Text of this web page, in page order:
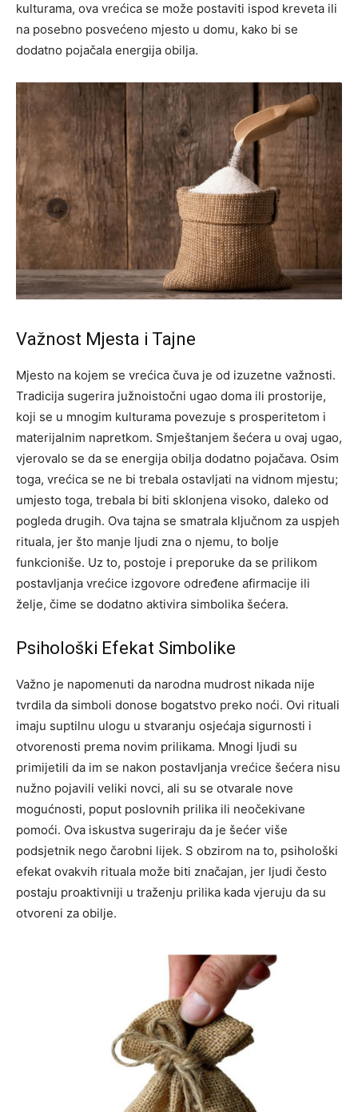
kulturama, ova vrećica se može postaviti ispod kreveta ili
na posebno posvećeno mjesto u domu, kako bi se
dodatno pojačala energija obilja.
Važnost Mjesta i Tajne
Mjesto na kojem se vrećica čuva je od izuzetne važnosti.
Tradicija sugerira južnoistočni ugao doma ili prostorije,
koji se u mnogim kulturama povezuje s prosperitetom i
materijalnim napretkom. Smještanjem šećera u ovaj ugao,
vjerovalo se da se energija obilja dodatno pojačava. Osim
toga, vrećica se ne bi trebala ostavljati na vidnom mjestu;
umjesto toga, trebala bi biti sklonjena visoko, daleko od
pogleda drugih. Ova tajna se smatrala ključnom za uspjeh
rituala, jer što manje ljudi zna o njemu, to bolje
funkcioniše. Uz to, postoje i preporuke da se prilikom
postavljanja vrećice izgovore određene afirmacije ili
želje, čime se dodatno aktivira simbolika šećera.
Psihološki Efekat Simbolike
Važno je napomenuti da narodna mudrost nikada nije
tvrdila da simboli donose bogatstvo preko noći. Ovi rituali
imaju suptilnu ulogu u stvaranju osjećaja sigurnosti i
otvorenosti prema novim prilikama. Mnogi ljudi su
primijetili da im se nakon postavljanja vrećice šećera nisu
nužno pojavili veliki novci, ali su se otvarale nove
mogućnosti, poput poslovnih prilika ili neočekivane
pomoći. Ova iskustva sugeriraju da je šećer više
podsjetnik nego čarobni lijek. S obzirom na to, psihološki
efekat ovakvih rituala može biti značajan, jer ljudi često
postaju proaktivniji u traženju prilika kada vjeruju da su
otvoreni za obilje.